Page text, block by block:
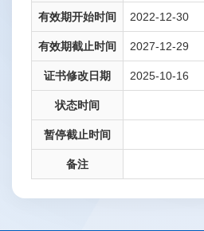
有效期开始时间 2022-12-30
有效期截止时间 2027-12-29
证书修改日期 2025-10-16
状态时间
暂停截止时间
备注